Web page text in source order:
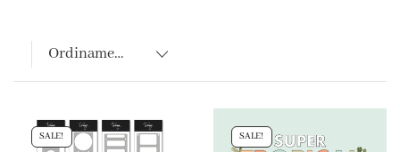
SALE! SALE!